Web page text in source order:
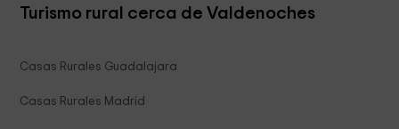
Turismo rural cerca de Valdenoches
Casas Rurales Guadalajara
Casas Rurales Madrid